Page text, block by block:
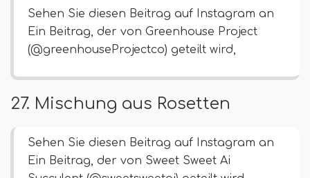
Sehen Sie diesen Beitrag auf Instagram an
Ein Beitrag, der von Greenhouse Project
(@greenhouseProjectco) geteilt wird,
27. Mischung aus Rosetten
Sehen Sie diesen Beitrag auf Instagram an
Ein Beitrag, der von Sweet Sweet Ai